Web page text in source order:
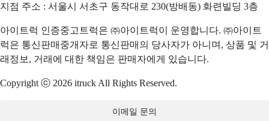
지점 주소 : 서울시 서초구 동작대로 230(방배동) 화련빌딩 3층
아이트럭 인증중고트럭은 ㈜아이트럭이 운영합니다. ㈜아이트
럭은 통신판매중개자로 통신판매의 당사자가 아니며, 상품 및 거
래정보, 거래에 대한 책임은 판매자에게 있습니다.
Copyright ⓒ 2026 itruck All Rights Reserved.
이메일 문의